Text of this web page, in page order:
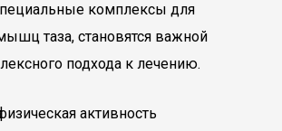
комплексы для
таза, становятся важной
подхода к лечению.
активность